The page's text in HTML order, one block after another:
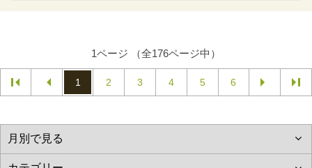
1ページ （全176ページ中）
1 2 3 4 5 6